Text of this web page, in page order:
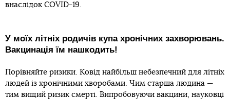
внаслідок COVID-19.
У моїх літніх родичів купа хронічних захворювань.
Вакцинація їм нашкодить!
Порівняйте ризики. Ковід найбільш небезпечний для літніх
людей із хронічними хворобами. Чим старша людина —
тим вищий ризик смерті. Випробовуючи вакцини, науковці